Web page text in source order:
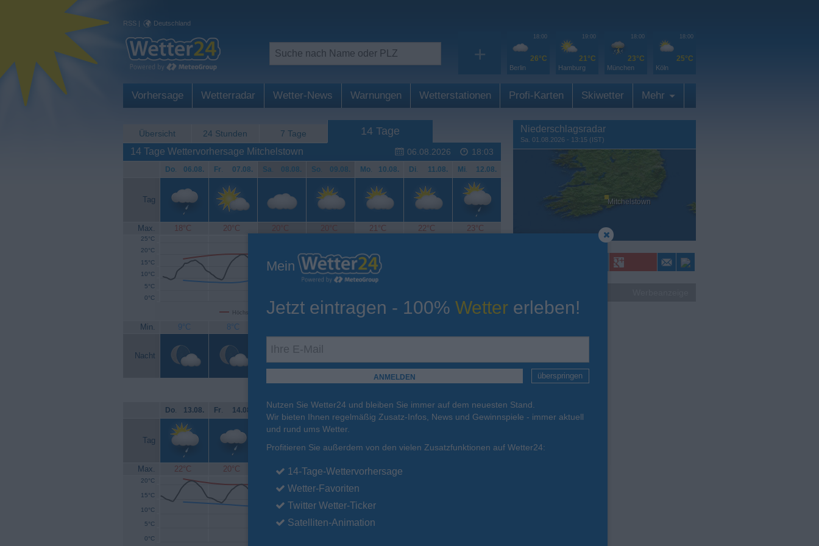
RSS | Deutschland
+
18:00
26°C
Berlin
19:00
21°C
Hamburg
18:00
23°C
München
18:00
25°C
Köln
Vorhersage Wetterradar Wetter-News Warnungen Wetterstationen Profi-Karten Skiwetter Mehr
Übersicht 24 Stunden 7 Tage 14 Tage
06.08.2026 18:03
14 Tage Wettervorhersage Mitchelstown
Do. 06.08. Fr. 07.08. Sa. 08.08. So. 09.08. Mo. 10.08. Di. 11.08. Mi. 12.08.
Tag
Max. 18°C 20°C 20°C 20°C 21°C 22°C 23°C
Höchsttemperatur Tiefsttemperatur Aktuelle Temperatur
0°C
5°C
10°C
15°C
20°C
25°C
Min. 9°C 8°C
Nacht
Do. 13.08. Fr. 14.08. Sa. 15.08. So. 16.08. Mo . 17.08. Di. 18.08. Mi. 19.08.
Tag
Max. 22°C 20°C 20°C 19°C 20°C
0°C
5°C
10°C
15°C
20°C
Niederschlagsradar
Sa. 01.08.2026 - 13:15 (IST)
Mitchelstown
Mein
Jetzt eintragen - 100% Wetter erleben!
überspringen
Nutzen Sie Wetter24 und bleiben Sie immer auf dem neuesten Stand.
Wir bieten Ihnen regelmäßig Zusatz-Infos, News und Gewinnspiele - immer aktuell
und rund ums Wetter.
Profitieren Sie außerdem von den vielen Zusatzfunktionen auf Wetter24:
14-Tage-Wettervorhersage
Wetter-Favoriten
Twitter Wetter-Ticker
Satelliten-Animation